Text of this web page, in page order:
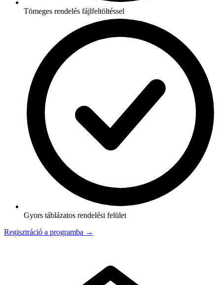
Tömeges rendelés fájlfeltöltéssel
Gyors táblázatos rendelési felület
Regisztráció a programba →